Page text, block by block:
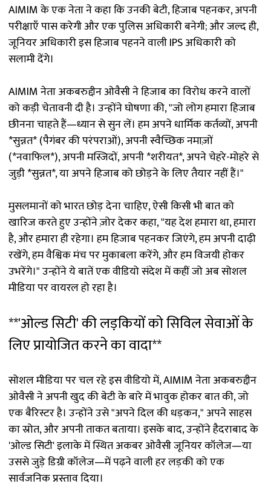
AIMIM के एक नेता ने कहा कि उनकी बेटी, हिजाब पहनकर, अपनी
परीक्षाएँ पास करेगी और एक पुलिस अधिकारी बनेगी; और जल्द ही,
जूनियर अधिकारी इस हिजाब पहनने वाली IPS अधिकारी को
सलामी देंगे।
AIMIM नेता अकबरुद्दीन ओवैसी ने हिजाब का विरोध करने वालों
को कड़ी चेतावनी दी है। उन्होंने घोषणा की, "जो लोग हमारा हिजाब
छीनना चाहते हैं—ध्यान से सुन लें। हम अपने धार्मिक कर्तव्यों, अपनी
*सुन्नत* (पैगंबर की परंपराओं), अपनी स्वैच्छिक नमाज़ों
(*नवाफिल*), अपनी मस्जिदों, अपनी *शरीयत*, अपने चेहरे-मोहरे से
जुड़ी *सुन्नत*, या अपने हिजाब को छोड़ने के लिए तैयार नहीं हैं।"
मुसलमानों को भारत छोड़ देना चाहिए, ऐसी किसी भी बात को
खारिज करते हुए उन्होंने ज़ोर देकर कहा, "यह देश हमारा था, हमारा
है, और हमारा ही रहेगा। हम हिजाब पहनकर जिएंगे, हम अपनी दाढ़ी
रखेंगे, हम वैश्विक मंच पर मुकाबला करेंगे, और हम विजयी होकर
उभरेंगे।" उन्होंने ये बातें एक वीडियो संदेश में कहीं जो अब सोशल
मीडिया पर वायरल हो रहा है।
**'ओल्ड सिटी' की लड़कियों को सिविल सेवाओं के
लिए प्रायोजित करने का वादा**
सोशल मीडिया पर चल रहे इस वीडियो में, AIMIM नेता अकबरुद्दीन
ओवैसी ने अपनी खुद की बेटी के बारे में भावुक होकर बात की, जो
एक बैरिस्टर है। उन्होंने उसे "अपने दिल की धड़कन," अपने साहस
का स्रोत, और अपनी ताकत बताया। इसके बाद, उन्होंने हैदराबाद के
'ओल्ड सिटी' इलाके में स्थित अकबर ओवैसी जूनियर कॉलेज—या
उससे जुड़े डिग्री कॉलेज—में पढ़ने वाली हर लड़की को एक
सार्वजनिक प्रस्ताव दिया।